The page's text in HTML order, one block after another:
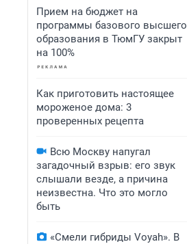
Прием на бюджет на
программы базового высшего
образования в ТюмГУ закрыт
на 100%
Как приготовить настоящее
мороженое дома: 3
проверенных рецепта
Всю Москву напугал
загадочный взрыв: его звук
слышали везде, а причина
неизвестна. Что это могло
быть
«Смели гибриды Voyah». В